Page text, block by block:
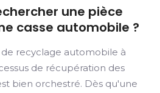
une pièce
casse automobile ?
de recyclage automobile à
de récupération des
bien orchestré. Dès qu'une